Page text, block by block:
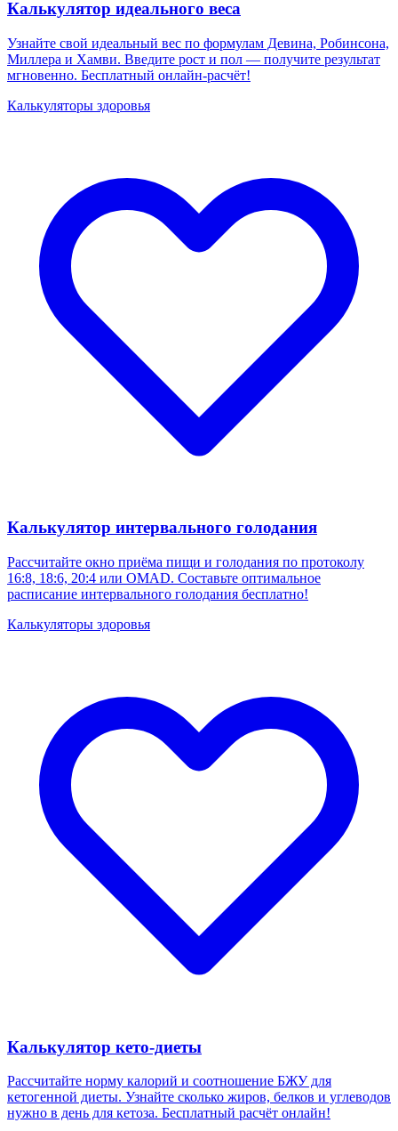
Калькулятор идеального веса
Узнайте свой идеальный вес по формулам Девина, Робинсона,
Миллера и Хамви. Введите рост и пол — получите результат
мгновенно. Бесплатный онлайн-расчёт!
Калькуляторы здоровья
Калькулятор интервального голодания
Рассчитайте окно приёма пищи и голодания по протоколу
16:8, 18:6, 20:4 или OMAD. Составьте оптимальное
расписание интервального голодания бесплатно!
Калькуляторы здоровья
Калькулятор кето-диеты
Рассчитайте норму калорий и соотношение БЖУ для
кетогенной диеты. Узнайте сколько жиров, белков и углеводов
нужно в день для кетоза. Бесплатный расчёт онлайн!